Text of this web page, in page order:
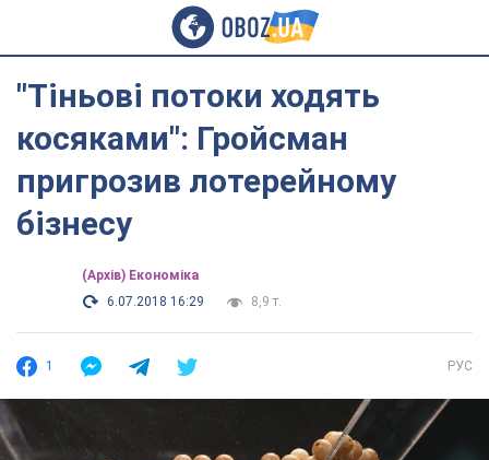
"Тіньові потоки ходять
косяками": Гройсман
пригрозив лотерейному
бізнесу
(Архів) Економіка
6.07.2018 16:29
8,9 т.
1 РУС